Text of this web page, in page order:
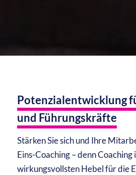
Potenzialentwicklung
und Führungskräfte
Stärken Sie sich und Ihre
Eins-Coaching – denn Coaching
wirkungsvollsten Hebel für die